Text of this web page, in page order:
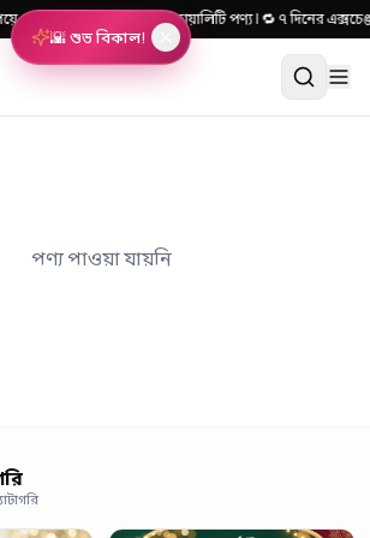
🌇 শুভ বিকাল!
দেখে টাকা দিন | 🎯 ১০০% কোয়ালিটি পণ্য | 🔁 ৭ দিনের
পণ্য পাওয়া যায়নি